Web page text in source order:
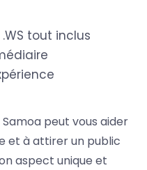
tout inclus
peut vous aider
et à attirer un public
aspect unique et